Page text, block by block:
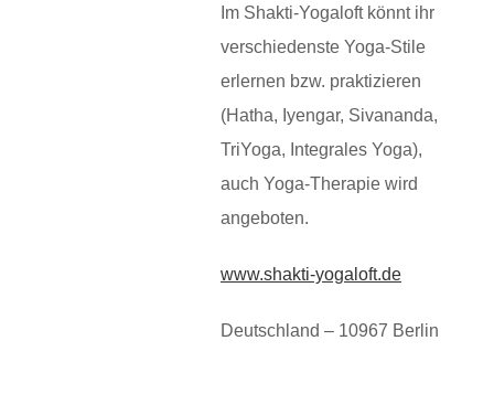
Im Shakti-Yogaloft könnt ihr
verschiedenste Yoga-Stile
erlernen bzw. praktizieren
(Hatha, Iyengar, Sivananda,
TriYoga, Integrales Yoga),
auch Yoga-Therapie wird
angeboten.
www.shakti-yogaloft.de
Deutschland – 10967 Berlin